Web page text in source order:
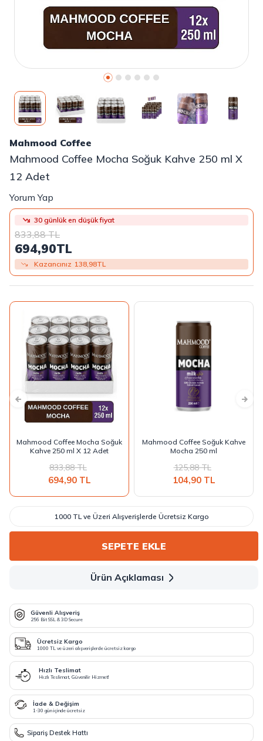
Mahmood Coffee
Mahmood Coffee Mocha Soğuk Kahve 250 ml X
12 Adet
Yorum Yap
30 günlük en düşük fiyat
833,88TL
694,90TL
Kazancınız 138,98TL
Mahmood Coffee Mocha Soğuk
Kahve 250 ml X 12 Adet
833,88TL
694,90TL
Mahmood Coffee Soğuk Kahve
Mocha 250 ml
125,88TL
104,90TL
1000 TL ve Üzeri Alışverişlerde Ücretsiz Kargo
SEPETE EKLE
Ürün Açıklaması
Güvenli Alışveriş
256 Bit SSL & 3D Secure
Ücretsiz Kargo
1000 TL ve üzeri alışverişlerde ücretsiz kargo
Hızlı Teslimat
Hızlı Teslimat, Güvenilir Hizmet!
İade & Değişim
1-30 gün içinde ücretsiz
Sipariş Destek Hattı